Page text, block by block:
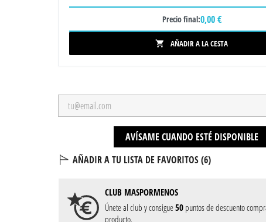
Precio final:0,00 €
 AÑADIR A LA CESTA
AVÍSAME CUANDO ESTÉ DISPONIBLE
AÑADIR A TU LISTA DE FAVORITOS (6)
CLUB MASPORMENOS
Únete al club y consigue50puntos de descuento
producto.